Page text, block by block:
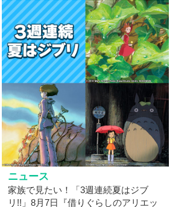
ニュース
家族で見たい！「3週連続夏はジブ
リ!!」8月7日『借りぐらしのアリエッ